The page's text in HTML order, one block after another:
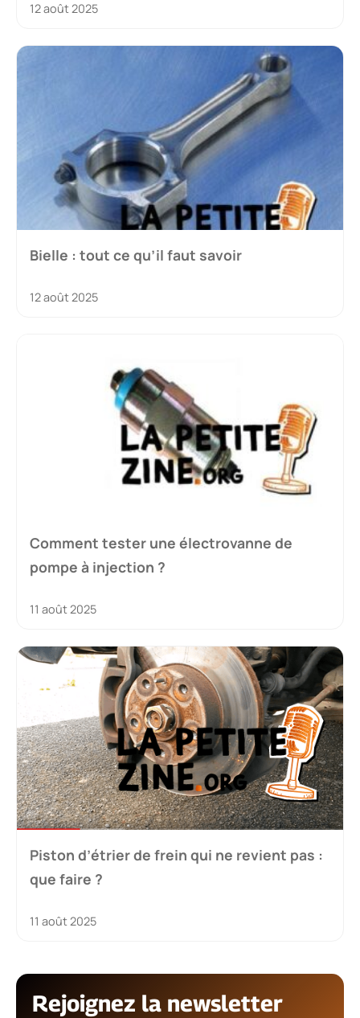
12 août 2025
Bielle : tout ce qu’il faut savoir
12 août 2025
Comment tester une électrovanne de
pompe à injection ?
11 août 2025
Piston d’étrier de frein qui ne revient pas :
que faire ?
11 août 2025
Rejoignez la newsletter